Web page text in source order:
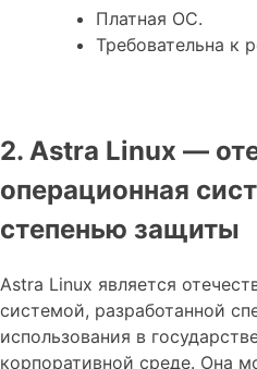
Платная ОС.
Требовательна к
2. Astra Linux —
операционная
степенью защиты
Astra Linux является
системой, разработанной
использования в
корпоративной среде. Она